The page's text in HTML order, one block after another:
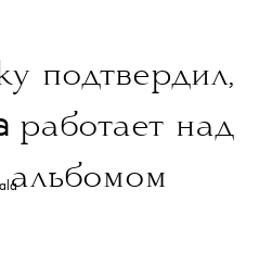
подтвердил,
работает над